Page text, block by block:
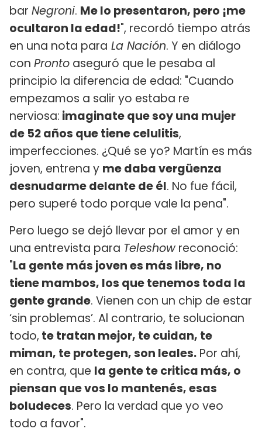
bar Negroni. Me lo presentaron, pero ¡me
ocultaron la edad!", recordó tiempo atrás
en una nota para La Nación. Y en diálogo
con Pronto aseguró que le pesaba al
principio la diferencia de edad: "Cuando
empezamos a salir yo estaba re
nerviosa: imaginate que soy una mujer
de 52 años que tiene celulitis,
imperfecciones. ¿Qué se yo? Martín es más
joven, entrena y me daba vergüenza
desnudarme delante de él. No fue fácil,
pero superé todo porque vale la pena".
Pero luego se dejó llevar por el amor y en
una entrevista para Teleshowreconoció:
"La gente más joven es más libre, no
tiene mambos, los que tenemos toda la
gente grande. Vienen con un chip de estar
‘sin problemas’. Al contrario, te solucionan
todo, te tratan mejor, te cuidan, te
miman, te protegen, son leales. Por ahí,
en contra, que la gente te critica más, o
piensan que vos lo mantenés, esas
boludeces. Pero la verdad que yo veo
todo a favor".